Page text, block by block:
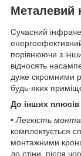
Металевий
Сучасний
порівнюючи з
відносять
дуже скромними
будь-яких
До інших
• Легкість
комплектується
монтажними
до стіни, після